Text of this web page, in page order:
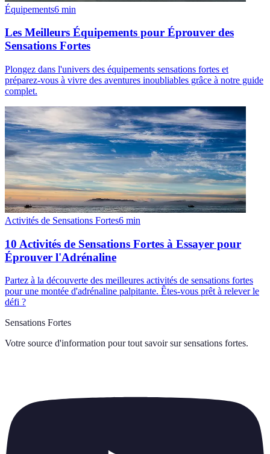
Équipements6 min
Les Meilleurs Équipements pour Éprouver des
Sensations Fortes
Plongez dans l'univers des équipements sensations fortes et
préparez-vous à vivre des aventures inoubliables grâce à notre guide
complet.
Activités de Sensations Fortes6 min
10 Activités de Sensations Fortes à Essayer pour
Éprouver l'Adrénaline
Partez à la découverte des meilleures activités de sensations fortes
pour une montée d'adrénaline palpitante. Êtes-vous prêt à relever le
défi ?
Sensations Fortes
Votre source d'information pour tout savoir sur sensations fortes.